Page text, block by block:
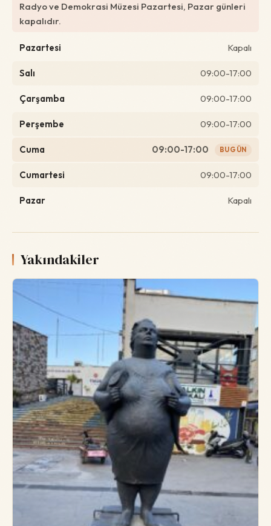
Radyo ve Demokrasi Müzesi Pazartesi, Pazar günleri
kapalıdır.
Pazartesi Kapalı
Salı 09:00-17:00
Çarşamba 09:00-17:00
Perşembe 09:00-17:00
Cuma 09:00-17:00 BUGÜN
Cumartesi 09:00-17:00
Pazar Kapalı
Yakındakiler